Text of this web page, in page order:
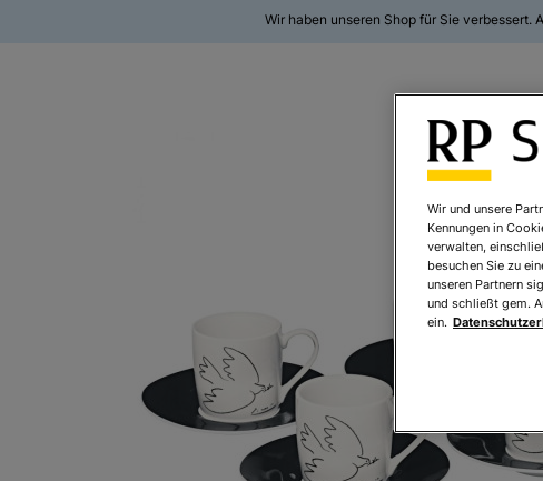
Wir haben unseren Shop für Sie
Wir und unsere
Kennungen in
verwalten,
besuchen Sie zu
unseren Partnern
und schließt gem.
ein.